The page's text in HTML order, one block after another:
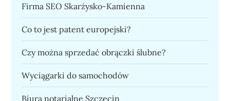
Firma SEO Skarżysko-Kamienna
Co to jest patent europejski?
Czy można sprzedać obrączki ślubne?
Wyciągarki do samochodów
Biura notarialne Szczecin